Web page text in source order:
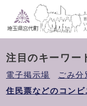
注目のキーワー
電子掲示場
ごみ分
住民票などのコンビ